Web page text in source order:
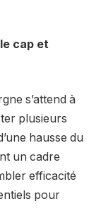
cap et
s’attend à
plusieurs
hausse du
un cadre
efficacité
pour